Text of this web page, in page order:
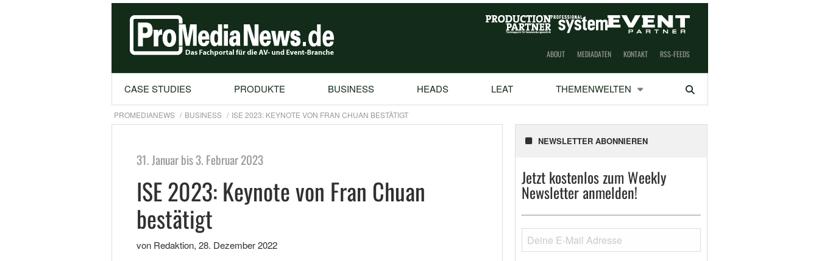
ABOUT MEDIADATEN KONTAKT RSS-FEEDS
CASE STUDIES PRODUKTE BUSINESS HEADS LEAT THEMENWELTEN Suchen
PROMEDIANEWS BUSINESS ISE 2023: KEYNOTE VON FRAN CHUAN BESTÄTIGT
31. Januar bis 3. Februar 2023
ISE 2023: Keynote von Fran Chuan
bestätigt
von Redaktion, 28. Dezember 2022
NEWSLETTER ABONNIEREN
Jetzt kostenlos zum Weekly
Newsletter anmelden!